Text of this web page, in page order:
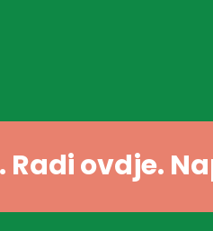
Radi ovdje.